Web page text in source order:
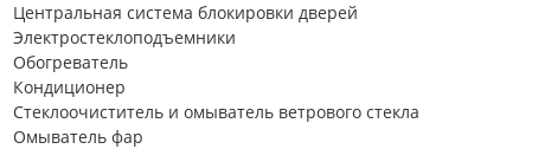
Центральная система блокировки дверей
Электростеклоподъемники
Обогреватель
Кондиционер
Стеклоочиститель и омыватель ветрового стекла
Омыватель фар